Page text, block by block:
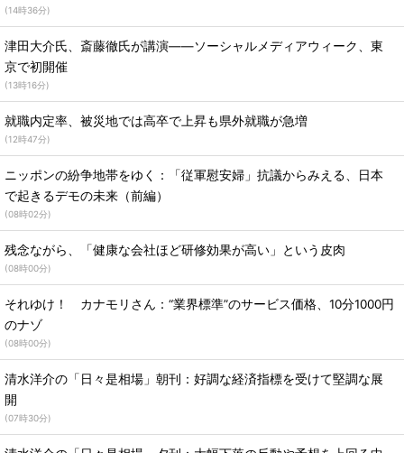
(14時36分)
津田大介氏、斎藤徹氏が講演――ソーシャルメディアウィーク、東
京で初開催
(13時16分)
就職内定率、被災地では高卒で上昇も県外就職が急増
(12時47分)
ニッポンの紛争地帯をゆく：「従軍慰安婦」抗議からみえる、日本
で起きるデモの未来（前編）
(08時02分)
残念ながら、「健康な会社ほど研修効果が高い」という皮肉
(08時00分)
それゆけ！ カナモリさん：“業界標準”のサービス価格、10分1000円
のナゾ
(08時00分)
清水洋介の「日々是相場」朝刊：好調な経済指標を受けて堅調な展
開
(07時30分)